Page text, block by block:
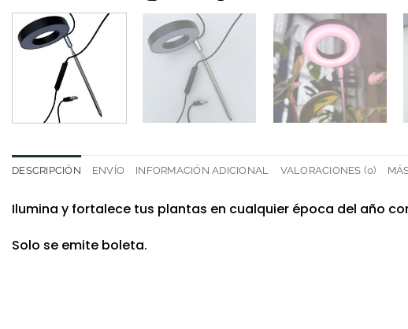
DESCRIPCIÓN ENVÍO INFORMACIÓN ADICIONAL VALORACIONES (0)
Ilumina y fortalece tus plantas en cualquier época del año
Solo se emite boleta.